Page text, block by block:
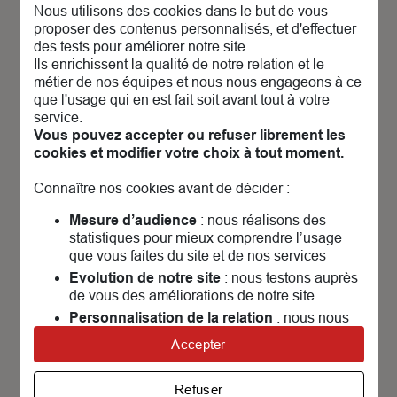
évènements
Naviguez l’esprit léger !
Assurance navigation : 3 formules adaptées
à vos pratiques et des garanties
Nous utilisons des cookies dans le but de vous
proposer des contenus personnalisés, et d'effectuer
des tests pour améliorer notre site.
Ils enrichissent la qualité de notre relation et le
métier de nos équipes et nous nous engageons à ce
que l'usage qui en est fait soit avant tout à votre
service.
Vous pouvez accepter ou refuser librement les
cookies et modifier votre choix à tout moment.
Connaître nos cookies avant de décider :
Mesure d’audience: nous réalisons des
statistiques pour mieux comprendre l’usage
que vous faites du site et de nos services
Evolution de notre site: nous testons auprès
de vous des améliorations de notre site
Personnalisation de la relation : nous nous
et personnaliser nos offres
Univers publicitaire: nous utilisons avec nos
partenaires des cookies pour afficher des
Refuser
Accepter